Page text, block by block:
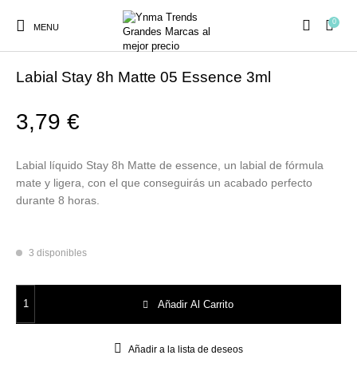
MENU
0
Decoración
AUSTRALIAN GOLD AUTOBRONCEADORES CABELLO
Mobiliario Peluquería MODA
LABIOS / Barras de Labios
Labial Stay 8h Matte 05 Essence 3ml
3,79€
Labial líquido Stay 8h Matte de essence, un labial de fórmula
mate y ligera, con el que conseguirás un acabado perfecto
durante 8 horas.
3 disponibles
Añadir Al Carrito
Añadir a la lista de deseos